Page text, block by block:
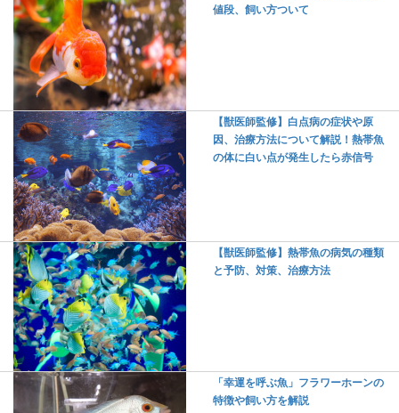
値段、飼い方ついて
【獣医師監修】白点病の症状や原
因、治療方法について解説！熱帯魚
の体に白い点が発生したら赤信号
【獣医師監修】熱帯魚の病気の種類
と予防、対策、治療方法
「幸運を呼ぶ魚」フラワーホーンの
特徴や飼い方を解説